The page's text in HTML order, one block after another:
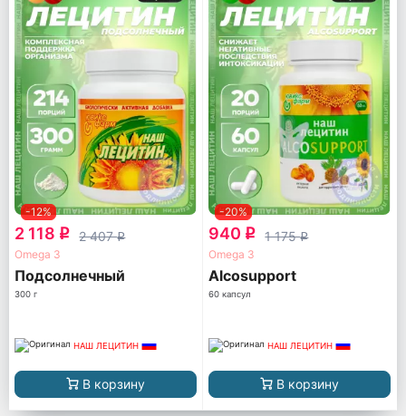
-12%
2 118 q 2 407q
Omega 3
Подсолнечный
300 г
НАШ ЛЕЦИТИН
В корзину
-20%
940 q 1 175q
Omega 3
Alcosupport
60 капсул
НАШ ЛЕЦИТИН
В корзину